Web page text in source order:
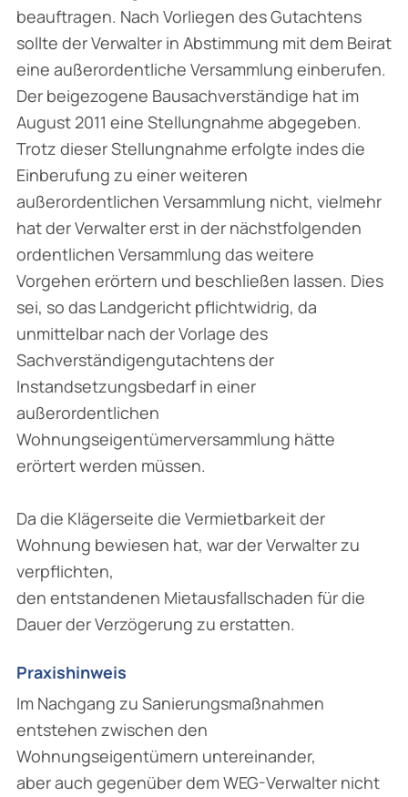
beauftragen. Nach Vorliegen des Gutachtens
sollte der Verwalter in Abstimmung mit dem Beirat
eine außerordentliche Versammlung einberufen.
Der beigezogene Bausachverständige hat im
August 2011 eine Stellungnahme abgegeben.
Trotz dieser Stellungnahme erfolgte indes die
Einberufung zu einer weiteren
außerordentlichen Versammlung nicht, vielmehr
hat der Verwalter erst in der nächstfolgenden
ordentlichen Versammlung das weitere
Vorgehen erörtern und beschließen lassen. Dies
sei, so das Landgericht pflichtwidrig, da
unmittelbar nach der Vorlage des
Sachverständigengutachtens der
Instandsetzungsbedarf in einer
außerordentlichen
Wohnungseigentümerversammlung hätte
erörtert werden müssen.
Da die Klägerseite die Vermietbarkeit der
Wohnung bewiesen hat, war der Verwalter zu
verpflichten,
den entstandenen Mietausfallschaden für die
Dauer der Verzögerung zu erstatten.
Praxishinweis
Im Nachgang zu Sanierungsmaßnahmen
entstehen zwischen den
Wohnungseigentümern untereinander,
aber auch gegenüber dem WEG-Verwalter nicht